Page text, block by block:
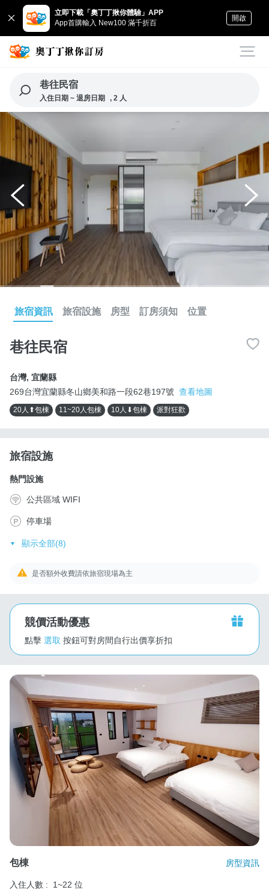
立即下載「奧丁丁揪你體驗」APP
App首購輸入 New100 滿千折百
開啟
巷往民宿
入住日期 ~ 退房日期 , 2 人
旅宿資訊 旅宿設施 房型 訂房須知 位置
巷往民宿
台灣, 宜蘭縣
269台灣宜蘭縣冬山鄉美和路一段62巷197號 查看地圖
20人⬆包棟 11~20人包棟 10人⬇包棟 派對狂歡
旅宿設施
熱門設施
公共區域 WIFI
停車場
顯示全部(8)
是否額外收費請依旅宿現場為主
競價活動優惠
點擊 選取 按鈕可對房間自行出價享折扣
包棟 房型資訊
入住人數 :
1~22 位